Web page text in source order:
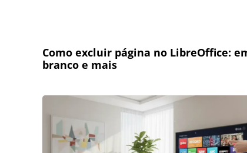
Como excluir página no LibreOffice:
branco e mais